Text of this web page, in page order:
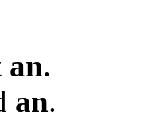
an.
an.